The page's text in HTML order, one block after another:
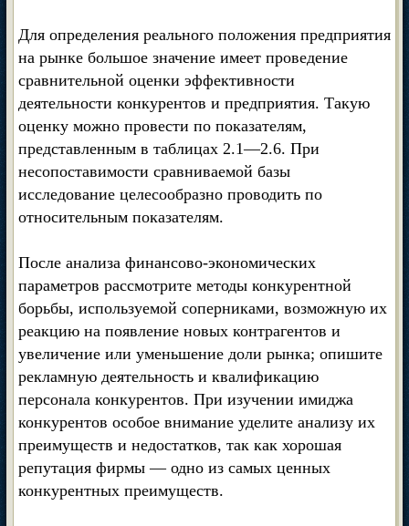
Для определения реального положения предприятия
на рынке большое значение имеет проведение
сравнительной оценки эффективности
деятельности конкурентов и предприятия. Такую
оценку можно провести по показателям,
представленным в таблицах 2.1—2.6. При
несопоставимости сравниваемой базы
исследование целесообразно проводить по
относительным показателям.
После анализа финансово-экономических
параметров рассмотрите методы конкурентной
борьбы, используемой соперниками, возможную их
реакцию на появление новых контрагентов и
увеличение или уменьшение доли рынка; опишите
рекламную деятельность и квалификацию
персонала конкурентов. При изучении имиджа
конкурентов особое внимание уделите анализу их
преимуществ и недостатков, так как хорошая
репутация фирмы — одно из самых ценных
конкурентных преимуществ.